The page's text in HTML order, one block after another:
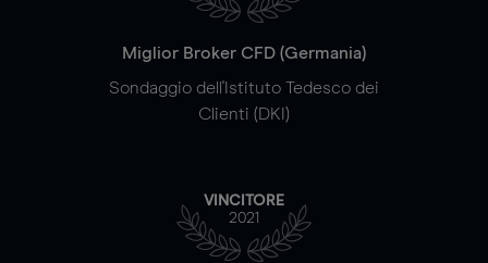
Miglior Broker CFD (Germania)
Sondaggio dell'Istituto Tedesco dei
Clienti (DKI)
VINCITORE
2021